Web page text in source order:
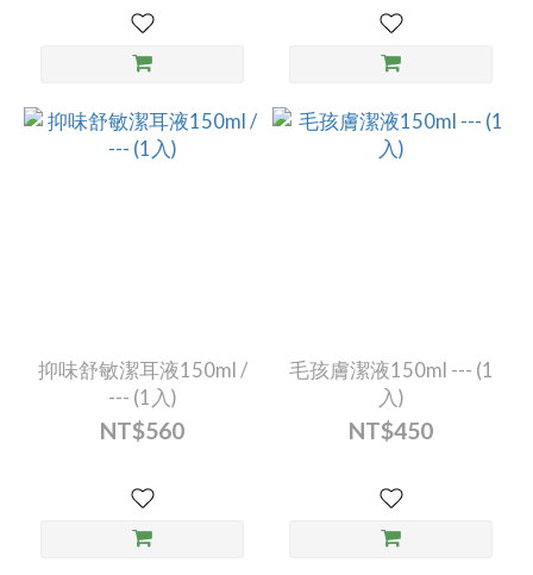
抑味舒敏潔耳液150ml /
--- (1入)
NT$560
毛孩膚潔液150ml --- (1
入)
NT$450